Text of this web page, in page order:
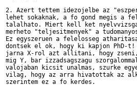
2. Azert tettem idezojelbe az
lehet sokaknak, a fo gond megis a
talalhato. Miert kell ket
merheto "teljesitmenyek" a
Ez egyszeruen a felelosseg
dontsek el ok, hogy ki kapjon PhD-
jarna X-rol azt allitani, hogy
mig Y, bar izzadsagszagu
valojaban kicsit unalmas, szurke
vilag, hogy az arra hivatottak az
szerintem ez a fo kerdes.